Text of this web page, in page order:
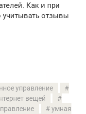
Как и при
учитывать отзывы
управление
вещей
умная